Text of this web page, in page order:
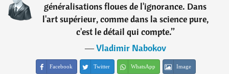
généralisations floues de l'ignorance. Dans
l'art supérieur, comme dans la science pure,
c'est le détail qui compte.”
―Vladimir Nabokov
Facebook Twitter WhatsApp Image